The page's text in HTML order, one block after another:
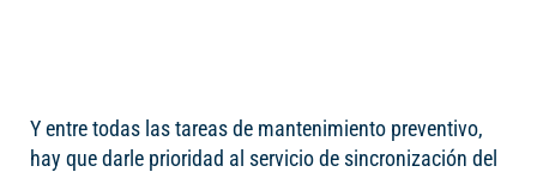
Y entre todas las tareas de mantenimiento preventivo,
hay que darle prioridad al servicio de sincronización del